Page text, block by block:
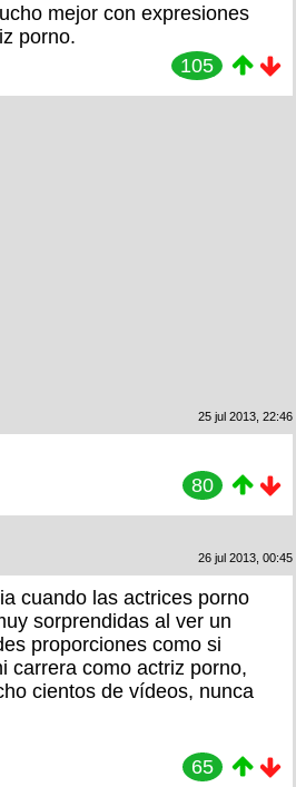
mejor con expresiones
porno.
105
25 jul 2013, 22:46
80
26 jul 2013, 00:45
cuando las actrices porno
sorprendidas al ver un
proporciones como si
carrera como actriz porno,
cientos de vídeos, nunca
65